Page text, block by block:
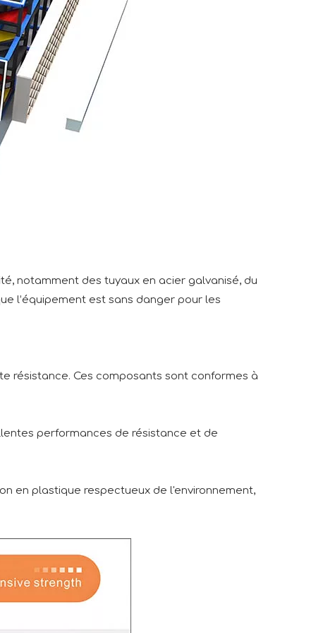
notamment des tuyaux en acier galvanisé, du
l’équipement est sans danger pour les
résistance. Ces composants sont conformes à
performances de résistance et de
en plastique respectueux de l'environnement,